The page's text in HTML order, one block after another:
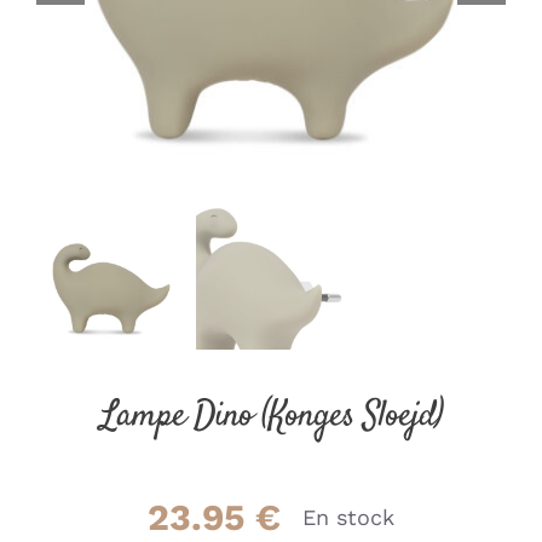
Lampe Dino (Konges Sloejd)
23.95 € En stock